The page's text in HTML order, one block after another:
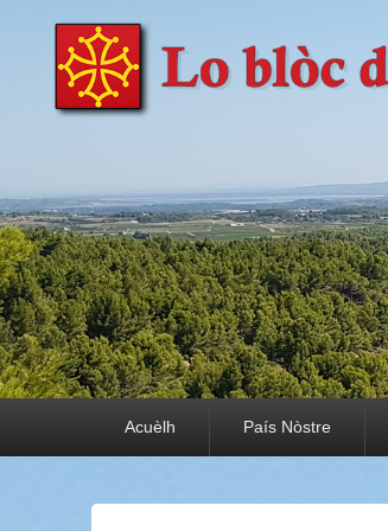
País Nòstre
Paratge e Convivència
Acuèlh País Nòstre